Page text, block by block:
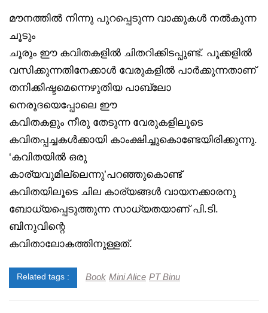
മൗനത്തിൽ നിന്നു പുറപ്പെടുന്ന വാക്കുകൾ നൽകുന്ന
ചൂടും
ചൂരും ഈ കവിതകളിൽ ചിതറിക്കിടപ്പുണ്ട്. പൂക്കളിൽ
വസിക്കുന്നതിനേക്കാൾ വേരുകളിൽ പാർക്കുന്നതാണ്
തനിക്കിഷ്ടമെന്നെഴുതിയ പാബ്ലോ
നെരൂദയെപ്പോലെ ഈ
കവിതകളും നീരു തേടുന്ന വേരുകളിലൂടെ
കവിതപ്പച്ചകൾക്കായി കാംക്ഷിച്ചുകൊണ്ടേയിരിക്കുന്നു.
‘കവിതയിൽ ഒരു
കാര്യവുമില്ലെന്നു’പറഞ്ഞുകൊണ്ട്
കവിതയിലൂടെ ചില കാര്യങ്ങൾ വായനക്കാരനു
ബോധ്യപ്പെടുത്തുന്ന സാധ്യതയാണ് പി.ടി.
ബിനുവിന്റെ
കവിതാലോകത്തിനുള്ളത്.
Related tags : Book Mini Alice PT Binu